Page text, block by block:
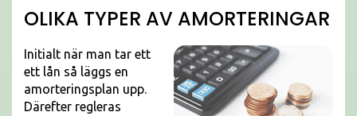
OLIKA TYPER AV AMORTERINGAR
Initialt när man tar ett
ett lån så läggs en
amorteringsplan upp.
Därefter regleras